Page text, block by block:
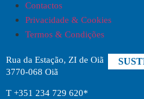
Contactos
Privacidade & Cookies
Termos & Condições
Rua da Estação, ZI de Oiã
3770-068 Oiã
T +351 234 729 620*